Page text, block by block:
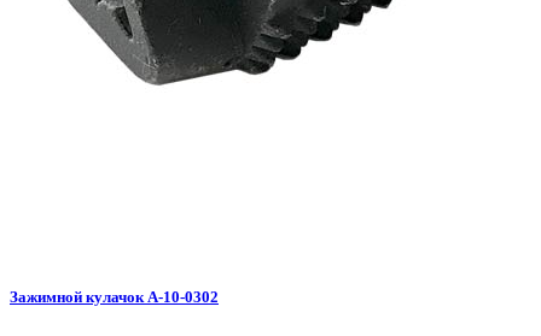
Зажимной кулачок A-10-0302